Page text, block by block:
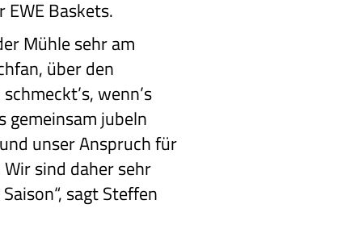
Baskets.
Mühle sehr am
über den
wenn’s
gemeinsam jubeln
unser Anspruch für
sind daher sehr
sagt Steffen